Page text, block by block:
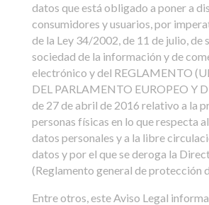
datos que está obligado a poner a
consumidores y usuarios, por
de la Ley 34/2002, de 11 de julio, de
sociedad de la información y de
electrónico y del REGLAMENTO
DEL PARLAMENTO EUROPEO Y
de 27 de abril de 2016 relativo a la
personas físicas en lo que respecta
datos personales y a la libre
datos y por el que se deroga la
(Reglamento general de protección
Entre otros, este Aviso Legal